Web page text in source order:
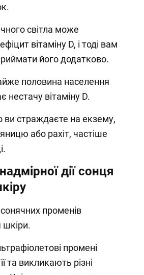
світла може
вітаміну D, і тоді вам
його додатково.
половина населення
нестачу вітаміну D.
страждаєте на екзему,
або рахіт, частіше
дії сонця
променів
шкіри.
промені
та викликають різні